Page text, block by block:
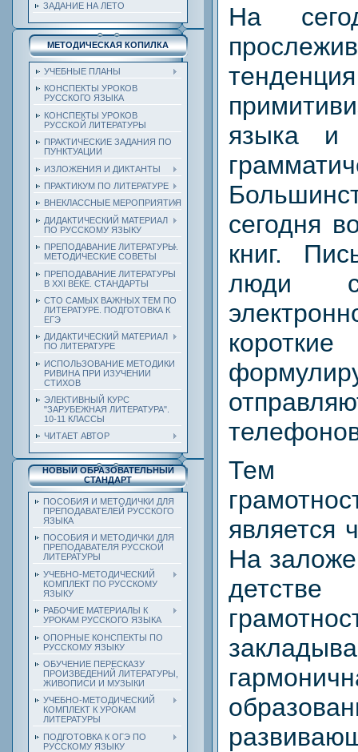
ЗАДАНИЕ НА ЛЕТО
МЕТОДИЧЕСКАЯ КОПИЛКА
УЧЕБНЫЕ ПЛАНЫ
КОНСПЕКТЫ УРОКОВ
РУССКОГО ЯЗЫКА
КОНСПЕКТЫ УРОКОВ
РУССКОЙ ЛИТЕРАТУРЫ
ПРАКТИЧЕСКИЕ ЗАДАНИЯ ПО
ПУНКТУАЦИИ
ИЗЛОЖЕНИЯ И ДИКТАНТЫ
ПРАКТИКУМ ПО ЛИТЕРАТУРЕ
ВНЕКЛАССНЫЕ МЕРОПРИЯТИЯ
ДИДАКТИЧЕСКИЙ МАТЕРИАЛ
ПО РУССКОМУ ЯЗЫКУ
ПРЕПОДАВАНИЕ ЛИТЕРАТУРЫ.
МЕТОДИЧЕСКИЕ СОВЕТЫ
ПРЕПОДАВАНИЕ ЛИТЕРАТУРЫ
В XXI ВЕКЕ. СТАНДАРТЫ
СТО САМЫХ ВАЖНЫХ ТЕМ ПО
ЛИТЕРАТУРЕ. ПОДГОТОВКА К
ЕГЭ
ДИДАКТИЧЕСКИЙ МАТЕРИАЛ
ПО ЛИТЕРАТУРЕ
ИСПОЛЬЗОВАНИЕ МЕТОДИКИ
РИВИНА ПРИ ИЗУЧЕНИИ
СТИХОВ
ЭЛЕКТИВНЫЙ КУРС
"ЗАРУБЕЖНАЯ ЛИТЕРАТУРА".
10-11 КЛАССЫ
ЧИТАЕТ АВТОР
НОВЫЙ ОБРАЗОВАТЕЛЬНЫЙ
СТАНДАРТ
ПОСОБИЯ И МЕТОДИЧКИ ДЛЯ
ПРЕПОДАВАТЕЛЕЙ РУССКОГО
ЯЗЫКА
ПОСОБИЯ И МЕТОДИЧКИ ДЛЯ
ПРЕПОДАВАТЕЛЯ РУССКОЙ
ЛИТЕРАТУРЫ
УЧЕБНО-МЕТОДИЧЕСКИЙ
КОМПЛЕКТ ПО РУССКОМУ
ЯЗЫКУ
РАБОЧИЕ МАТЕРИАЛЫ К
УРОКАМ РУССКОГО ЯЗЫКА
ОПОРНЫЕ КОНСПЕКТЫ ПО
РУССКОМУ ЯЗЫКУ
ОБУЧЕНИЕ ПЕРЕСКАЗУ
ПРОИЗВЕДЕНИЙ ЛИТЕРАТУРЫ,
ЖИВОПИСИ И МУЗЫКИ
УЧЕБНО-МЕТОДИЧЕСКИЙ
КОМПЛЕКТ К УРОКАМ
ЛИТЕРАТУРЫ
ПОДГОТОВКА К ОГЭ ПО
РУССКОМУ ЯЗЫКУ
На
тенденция
языка и
сегодня
книг.
люди
Тем
является
На